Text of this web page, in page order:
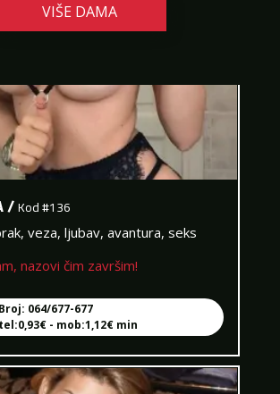
VIŠE DAMA
/
064/677-677
tel:0,93€ - mob:1,12€ min